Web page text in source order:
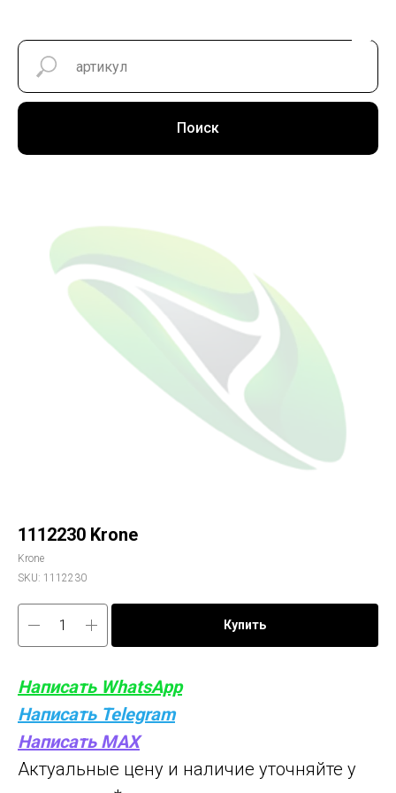
Поиск
1112230 Krone
Krone
SKU: 1112230
Купить
Написать WhatsApp
Написать Telegram
Написать MAX
Актуальные цену и наличие уточняйте у